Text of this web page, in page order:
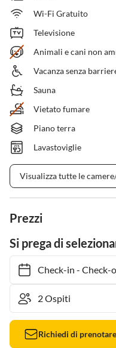
Wi-Fi Gratuito
Televisione
Animali e cani non
Vacanza senza
Sauna
Vietato fumare
Piano terra
Lavastoviglie
Visualizza tutte le
Prezzi
Si prega di
Check-in- Check-
Richiedi di prenotare